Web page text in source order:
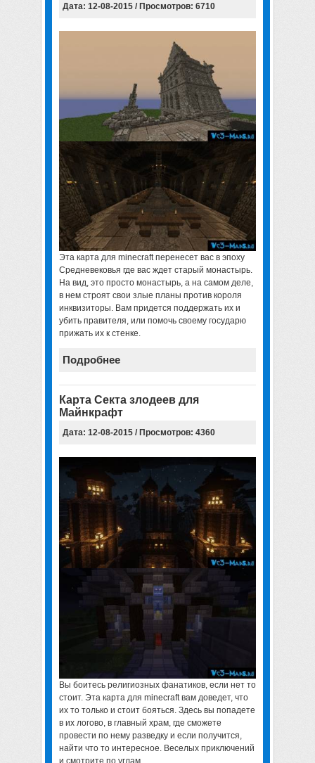
Дата: 12-08-2015 / Просмотров: 6710
Эта карта для minecraftперенесет вас в эпоху
Средневековья где вас ждет старый монастырь.
На вид, это просто монастырь, а на самом деле,
в нем строят свои злые планы против короля
инквизиторы. Вам придется поддержать их и
убить правителя, или помочь своему государю
прижать их к стенке.
Подробнее
Карта Секта злодеев для
Майнкрафт
Дата: 12-08-2015 / Просмотров: 4360
Вы боитесь религиозных фанатиков, если нет то
стоит. Эта карта для minecraft вам доведет, что
их то только и стоит бояться. Здесь вы попадете
в их логово, в главный храм, где сможете
провести по нему разведку и если получится,
найти что то интересное. Веселых приключений
и смотрите по углам.